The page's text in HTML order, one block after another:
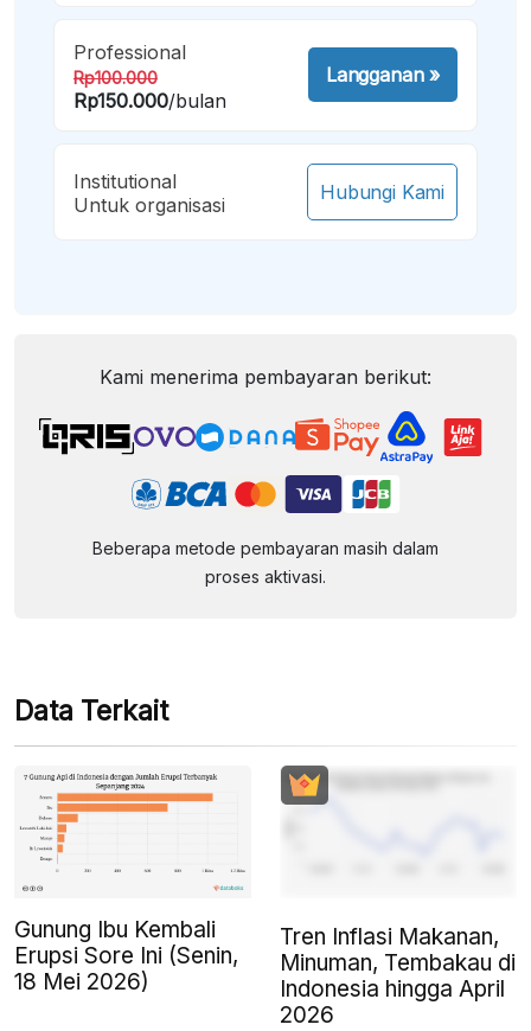
Professional
Rp100.000
Rp150.000/bulan
Langganan»
Institutional
Untuk organisasi
Hubungi Kami
Kami menerima pembayaran berikut:
Beberapa metode pembayaran masih dalam
proses aktivasi.
Data Terkait
Gunung Ibu Kembali
Erupsi Sore Ini (Senin,
18 Mei 2026)
Tren Inflasi Makanan,
Minuman, Tembakau di
Indonesia hingga April
2026